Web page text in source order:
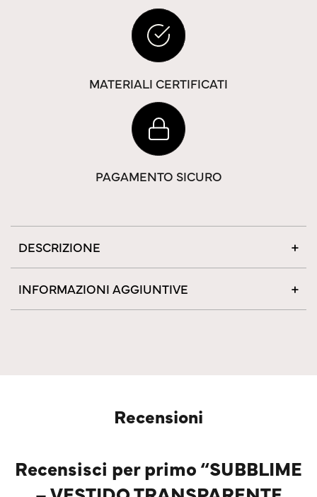
MATERIALI CERTIFICATI
PAGAMENTO SICURO
DESCRIZIONE
INFORMAZIONI AGGIUNTIVE
Recensioni
Recensisci per primo “SUBBLIME